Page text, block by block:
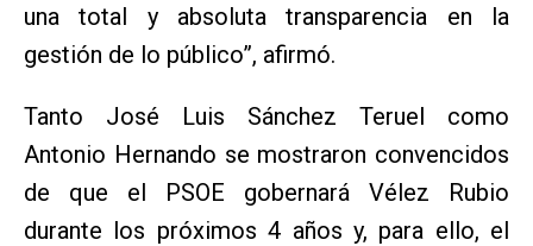
una total y absoluta transparencia en la
gestión de lo público”, afirmó.
Tanto José Luis Sánchez Teruel como
Antonio Hernando se mostraron convencidos
de que el PSOE gobernará Vélez Rubio
durante los próximos 4 años y, para ello, el